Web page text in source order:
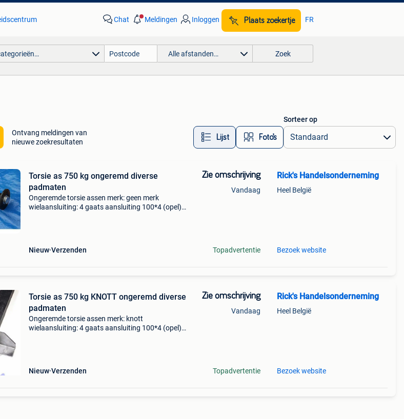
Chat Meldingen Inloggen Plaats zoekertje FR
Alle afstanden… Zoek
Ontvang meldingen van
nieuwe zoekresultaten
Lijst Foto’s
Sorteer op
Torsie as 750 kg ongeremd diverse
padmaten
Ongeremde torsie assen merk: geen merk
wielaansluiting: 4 gaats aansluiting 100*4 (opel)
Nieuw Verzenden
Zie omschrijving
Vandaag
Topadvertentie
Rick's Handelsonderneming
Heel België
Bezoek website
Torsie as 750 kg KNOTT ongeremd diverse
padmaten
Ongeremde torsie assen merk: knott
wielaansluiting: 4 gaats aansluiting 100*4 (opel)
Nieuw Verzenden
Zie omschrijving
Vandaag
Topadvertentie
Rick's Handelsonderneming
Heel België
Bezoek website